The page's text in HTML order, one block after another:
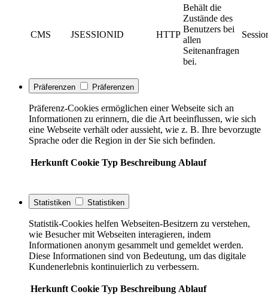
CMS JSESSIONID HTTP
Behält die
Zustände des
Benutzers bei
allen
Seitenanfragen
bei.
Präferenzen Präferenzen
Präferenz-Cookies ermöglichen einer Webseite sich an
Informationen zu erinnern, die die Art beeinflussen, wie sich
eine Webseite verhält oder aussieht, wie z. B. Ihre bevorzugte
Sprache oder die Region in der Sie sich befinden.
Herkunft Cookie Typ Beschreibung Ablauf
Statistiken Statistiken
Statistik-Cookies helfen Webseiten-Besitzern zu verstehen,
wie Besucher mit Webseiten interagieren, indem
Informationen anonym gesammelt und gemeldet werden.
Diese Informationen sind von Bedeutung, um das digitale
Kundenerlebnis kontinuierlich zu verbessern.
Herkunft Cookie Typ Beschreibung Ablauf